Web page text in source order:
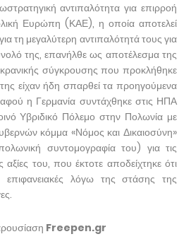
αντιπαλότητα για επιρροή
Ευρώπη (ΚΑΕ), η οποία αποτελεί
τη μεγαλύτερη αντιπαλότητά τους για
της, επανήλθε ως αποτέλεσμα της
σύγκρουσης που προκλήθηκε
είχαν ήδη σπαρθεί τα προηγούμενα
η Γερμανία συντάχθηκε στις ΗΠΑ
Υβριδικό Πόλεμο στην Πολωνία με
κόμμα «Νόμος και Δικαιοσύνη»
συντομογραφία του) για τις
αξίες του, που έκτοτε αποδείχτηκε ότι
λόγω της στάσης της
Freepen.gr